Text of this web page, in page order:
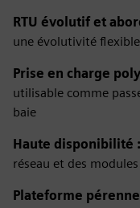
RTU évolutif et
une évolutivité
Prise en charge
utilisable comme
baie
Haute disponibilité :
réseau et des
Plateforme